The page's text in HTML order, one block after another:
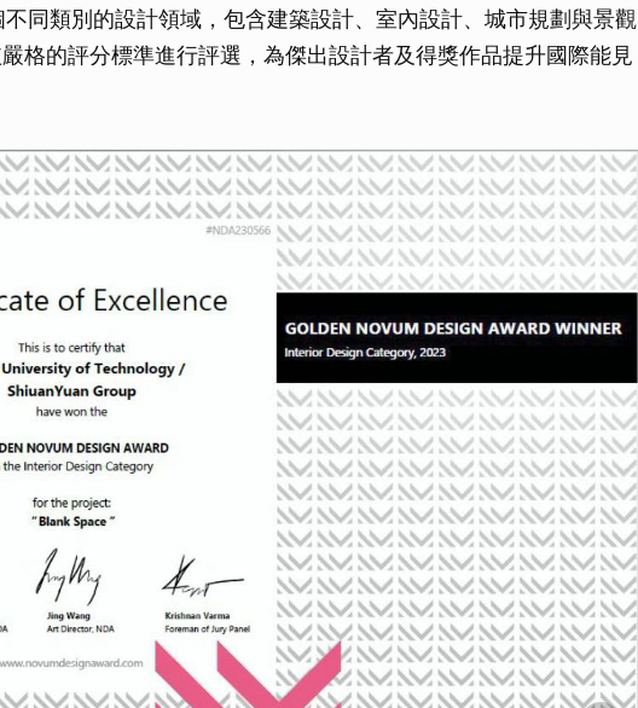
同類別的設計領域，包含建築設計、室內設計、城市規劃與景觀
格的評分標準進行評選，為傑出設計者及得獎作品提升國際能見